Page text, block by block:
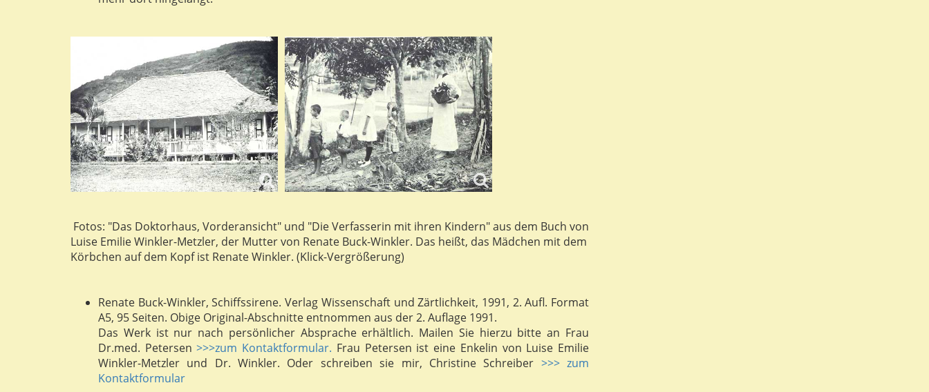
Fotos: "Das Doktorhaus, Vorderansicht" und "Die Verfasserin mit ihren Kindern" aus dem Buch von
Luise Emilie Winkler-Metzler, der Mutter von Renate Buck-Winkler. Das heißt, das Mädchen mit dem
Körbchen auf dem Kopf ist Renate Winkler. (Klick-Vergrößerung)
Renate Buck-Winkler, Schiffssirene. Verlag Wissenschaft und Zärtlichkeit, 1991, 2. Aufl. Format
A5, 95 Seiten. Obige Original-Abschnitte entnommen aus der 2. Auflage 1991.
Das Werk ist nur nach persönlicher Absprache erhältlich. Mailen Sie hierzu bitte an Frau
Dr.med. Petersen>>>zum Kontaktformular. Frau Petersen ist eine Enkelin von Luise Emilie
Winkler-Metzler und Dr. Winkler. Oder schreiben sie mir, Christine Schreiber >>> zum
Kontaktformular